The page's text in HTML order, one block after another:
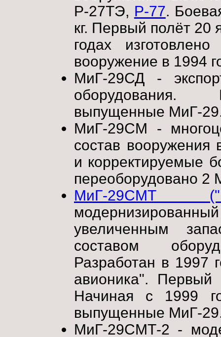
Р-27ТЭ, Р-77.
кг. Первый полёт 20
годах
вооружение в 1994
МиГ-29СД -
оборудования.
выпущенные МиГ-
МиГ-29СМ -
состав
и корректируемые
переоборудовано 2
МиГ-29СМТ
увеличенным
составом
Разработан в 1997
авионика". Первый
Начиная с 1999
выпущенные МиГ-
МиГ-29СМТ-2 -